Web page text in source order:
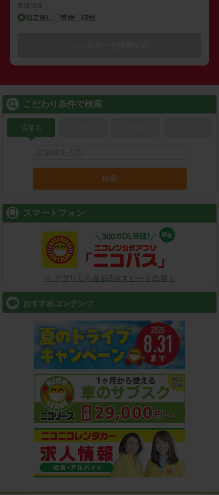
禁煙/喫煙
指定無し 禁煙 喫煙
こだわり条件で検索
店舗名
検索
スマートフォン
⇒ アプリなら最短3分スピード出発！
おすすめコンテンツ